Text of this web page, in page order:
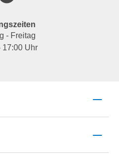
- Freitag
17:00 Uhr